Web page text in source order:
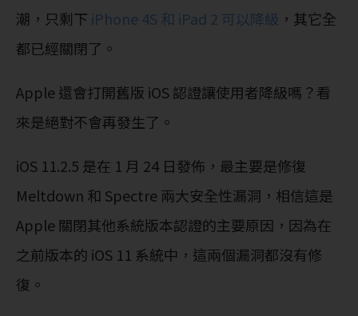
潮，只剩下 iPhone 4S 和 iPad 2 可以降級 ，其它全
都已經關閉了。
Apple 還會打開舊版 iOS 認證讓使用者降級嗎？看
來是絕對不會再發生了。
iOS 11.2.5 是在 1 月 24 日發佈，最主要是修復
Meltdown 和 Spectre 兩大安全性漏洞，相信這是
Apple 關閉其他系統版本認證的主要原因，因為在
之前版本的 iOS 11 系統中，這兩個漏洞都沒有修
復。